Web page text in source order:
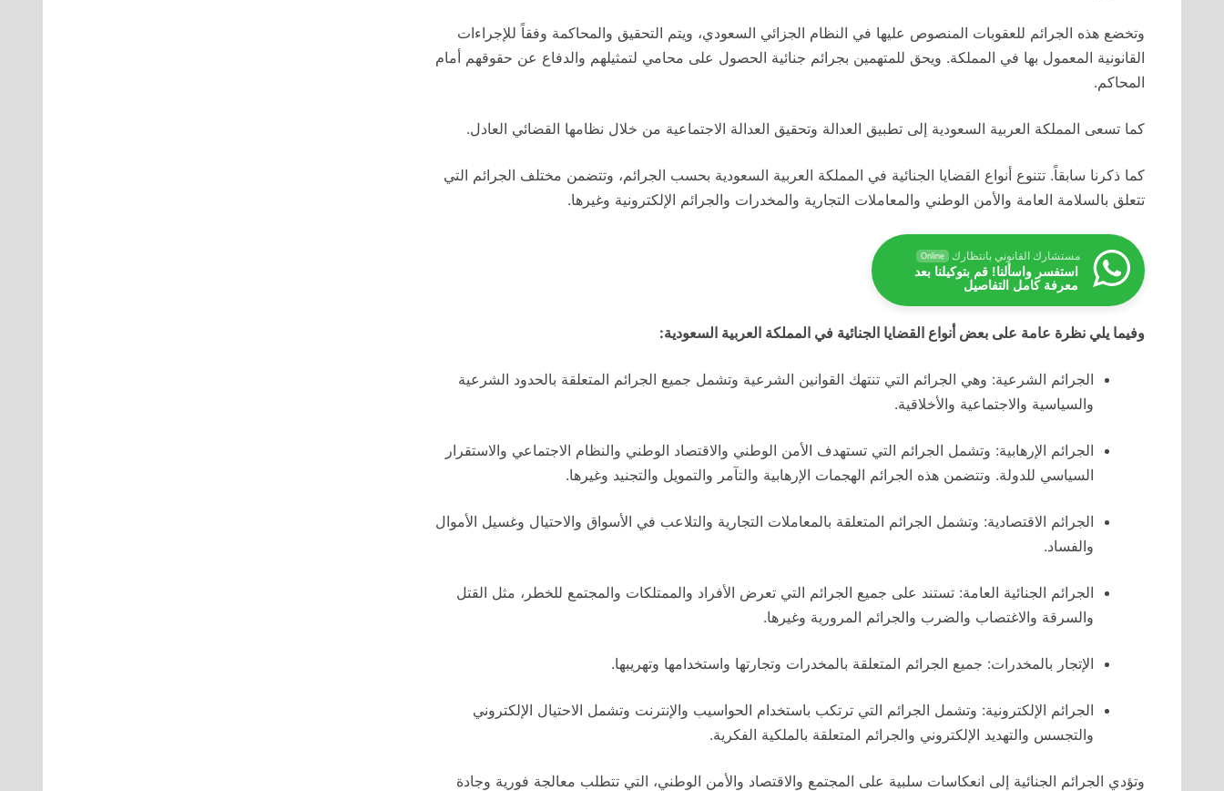
وتخضع هذه الجرائم للعقوبات المنصوص عليها في النظام الجزائي السعودي، ويتم التحقيق والمحاكمة وفقاً للإجراءات
القانونية المعمول بها في المملكة. ويحق للمتهمين بجرائم جنائية الحصول على محامي لتمثيلهم والدفاع عن حقوقهم أمام
المحاكم.
كما تسعى المملكة العربية السعودية إلى تطبيق العدالة وتحقيق العدالة الاجتماعية من خلال نظامها القضائي العادل.
كما ذكرنا سابقاً. تتنوع أنواع القضايا الجنائية في المملكة العربية السعودية بحسب الجرائم، وتتضمن مختلف الجرائم التي
تتعلق بالسلامة العامة والأمن الوطني والمعاملات التجارية والمخدرات والجرائم الإلكترونية وغيرها.
مستشارك القانوني بانتظارك Online
استفسر واسألنا! قم بتوكيلنا بعد
معرفة كامل التفاصيل
وفيما يلي نظرة عامة على بعض أنواع القضايا الجنائية في المملكة العربية السعودية:
الجرائم الشرعية: وهي الجرائم التي تنتهك القوانين الشرعية وتشمل جميع الجرائم المتعلقة بالحدود الشرعية
والسياسية والاجتماعية والأخلاقية.
الجرائم الإرهابية: وتشمل الجرائم التي تستهدف الأمن الوطني والاقتصاد الوطني والنظام الاجتماعي والاستقرار
السياسي للدولة. وتتضمن هذه الجرائم الهجمات الإرهابية والتآمر والتمويل والتجنيد وغيرها.
الجرائم الاقتصادية: وتشمل الجرائم المتعلقة بالمعاملات التجارية والتلاعب في الأسواق والاحتيال وغسيل الأموال
والفساد.
الجرائم الجنائية العامة: تستند على جميع الجرائم التي تعرض الأفراد والممتلكات والمجتمع للخطر، مثل القتل
والسرقة والاغتصاب والضرب والجرائم المرورية وغيرها.
الإتجار بالمخدرات: جميع الجرائم المتعلقة بالمخدرات وتجارتها واستخدامها وتهريبها.
الجرائم الإلكترونية: وتشمل الجرائم التي ترتكب باستخدام الحواسيب والإنترنت وتشمل الاحتيال الإلكتروني
والتجسس والتهديد الإلكتروني والجرائم المتعلقة بالملكية الفكرية.
وتؤدي الجرائم الجنائية إلى انعكاسات سلبية على المجتمع والاقتصاد والأمن الوطني، التي تتطلب معالجة فورية وجادة